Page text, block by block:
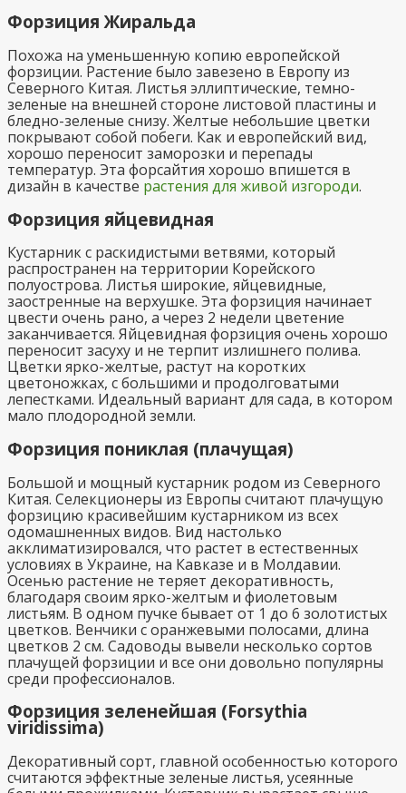
Форзиция Жиральда
Похожа на уменьшенную копию европейской
форзиции. Растение было завезено в Европу из
Северного Китая. Листья эллиптические, темно-
зеленые на внешней стороне листовой пластины и
бледно-зеленые снизу. Желтые небольшие цветки
покрывают собой побеги. Как и европейский вид,
хорошо переносит заморозки и перепады
температур. Эта форсайтия хорошо впишется в
дизайн в качестве растения для живой изгороди.
Форзиция яйцевидная
Кустарник с раскидистыми ветвями, который
распространен на территории Корейского
полуострова. Листья широкие, яйцевидные,
заостренные на верхушке. Эта форзиция начинает
цвести очень рано, а через 2 недели цветение
заканчивается. Яйцевидная форзиция очень хорошо
переносит засуху и не терпит излишнего полива.
Цветки ярко-желтые, растут на коротких
цветоножках, с большими и продолговатыми
лепестками. Идеальный вариант для сада, в котором
мало плодородной земли.
Форзиция пониклая (плачущая)
Большой и мощный кустарник родом из Северного
Китая. Селекционеры из Европы считают плачущую
форзицию красивейшим кустарником из всех
одомашненных видов. Вид настолько
акклиматизировался, что растет в естественных
условиях в Украине, на Кавказе и в Молдавии.
Осенью растение не теряет декоративность,
благодаря своим ярко-желтым и фиолетовым
листьям. В одном пучке бывает от 1 до 6 золотистых
цветков. Венчики с оранжевыми полосами, длина
цветков 2 см. Садоводы вывели несколько сортов
плачущей форзиции и все они довольно популярны
среди профессионалов.
Форзиция зеленейшая (Forsythia
viridissima)
Декоративный сорт, главной особенностью которого
считаются эффектные зеленые листья, усеянные